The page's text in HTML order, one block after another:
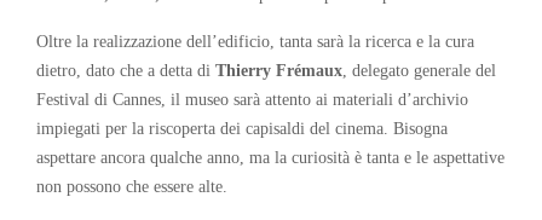
Oltre la realizzazione dell’edificio, tanta sarà la ricerca e la cura
dietro, dato che a detta di Thierry Frémaux, delegato generale del
Festival di Cannes, il museo sarà attento ai materiali d’archivio
impiegati per la riscoperta dei capisaldi del cinema. Bisogna
aspettare ancora qualche anno, ma la curiosità è tanta e le aspettative
non possono che essere alte.